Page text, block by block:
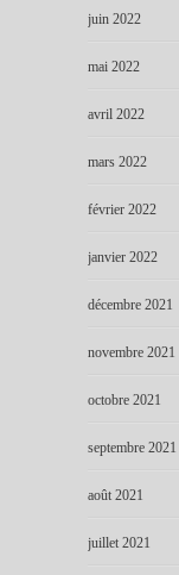
juin 2022
mai 2022
avril 2022
mars 2022
février 2022
janvier 2022
décembre 2021
novembre 2021
octobre 2021
septembre 2021
août 2021
juillet 2021